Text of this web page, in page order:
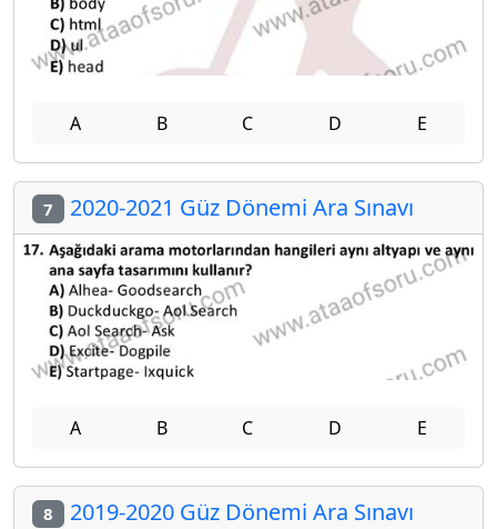
A B C D E
7 2020-2021 Güz Dönemi Ara Sınavı
A B C D E
8 2019-2020 Güz Dönemi Ara Sınavı